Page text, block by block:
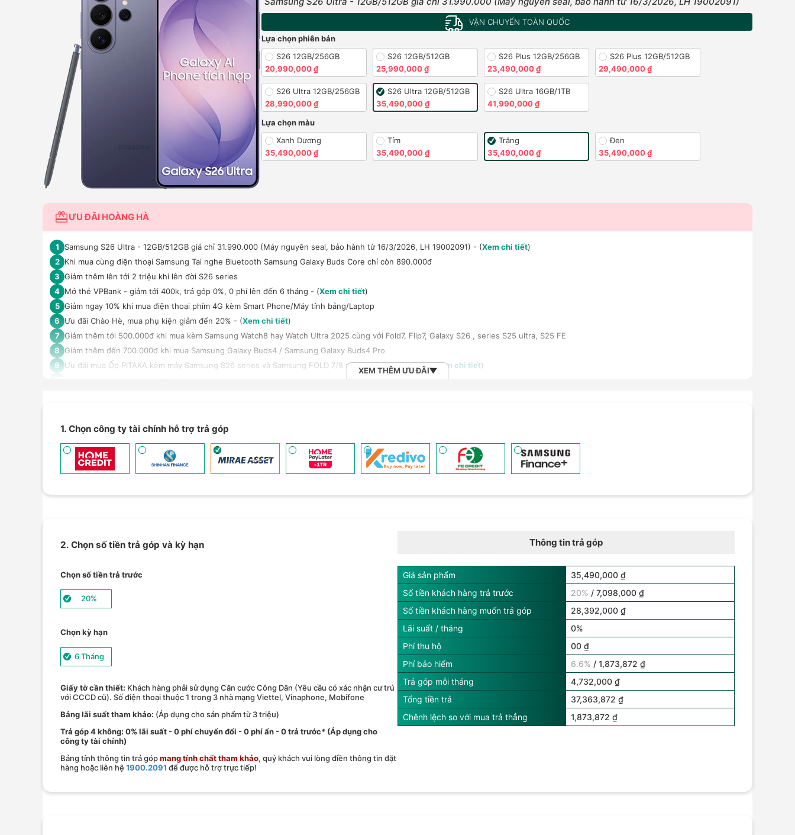
VẬN CHUYỂN TOÀN QUỐC
Lựa chọn phiên bản
S26 12GB/256GB
20,990,000 ₫
S26 12GB/512GB
25,990,000 ₫
S26 Plus 12GB/256GB
23,490,000 ₫
S26 Plus 12GB/512GB
29,490,000 ₫
S26 Ultra 12GB/256GB
28,990,000 ₫
S26 Ultra 12GB/512GB
35,490,000 ₫
S26 Ultra 16GB/1TB
41,990,000 ₫
Lựa chọn màu
Xanh Dương
35,490,000 ₫
Tím
35,490,000 ₫
Trắng
35,490,000 ₫
Đen
35,490,000 ₫
ƯU ĐÃI HOÀNG HÀ
1 Samsung S26 Ultra - 12GB/512GB giá chỉ 31.990.000 (Máy nguyên seal, bảo hành từ 16/3/2026, LH 19002091) - (Xem chi tiết)
2 Khi mua cùng điện thoại Samsung Tai nghe Bluetooth Samsung Galaxy Buds Core chỉ còn 890.000đ
3 Giảm thêm lên tới 2 triệu khi lên đời S26 series
4 Mở thẻ VPBank - giảm tới 400k, trả góp 0%, 0 phí lên đến 6 tháng - (Xem chi tiết)
5 Giảm ngay 10% khi mua điện thoại phím 4G kèm Smart Phone/Máy tính bảng/Laptop
6
Ưu đãi Chào Hè, mua phụ kiện giảm đến 20% - (Xem chi tiết)
7 Giảm thêm tới 500.000đ khi mua kèm Samsung Watch8 hay Watch Ultra 2025 cùng với Fold7, Flip7, Galaxy S26 , series S25 ultra, S25 FE
8
Giảm thêm đến 700.000đ khi mua Samsung Galaxy Buds4 / Samsung Galaxy Buds4 Pro
9
Ưu đãi mua Ốp PITAKA kèm máy Samsung S26 series và Samsung FOLD 7/8 series giảm 100.000đ - (Xem chi tiết)
13
Giảm 5% tối đa 500k khi thanh toán qua Spaylater - (
Giảm thêm 15% tối đa 1.000.000đ với các sản phẩm Loa, tai nghe Sony khi mua kèm với các sản phẩm: Laptop/ Điện thoại/ Đồng hồ thông minh - (
TPBank Evo - Giảm đến 500.000đ, trả góp 0%, 0 phí lên đến 6 tháng - (Xem chi tiết )
XEM THÊM ƯU ĐÃI
1. Chọn công ty tài chính hỗ trợ trả góp
2. Chọn số tiền trả góp và kỳ hạn
Chọn số tiền trả trước
20%
Chọn kỳ hạn
6 Tháng
Giấy tờ cần thiết: Khách hàng phải sử dụng Căn cước Công Dân (Yêu cầu có xác nhận cư trú
với CCCD cũ). Số điện thoại thuộc 1 trong 3 nhà mạng Viettel, Vinaphone, Mobifone
Bảng lãi suất tham khảo: (Áp dụng cho sản phẩm từ 3 triệu)
Trả góp 4 không: 0% lãi suất - 0 phí chuyển đổi - 0 phí ẩn - 0 trả trước* (Áp dụng cho
công ty tài chính)
Bảng tính thông tin trả gópmang tính chất tham khảo, quý khách vui lòng điền thông tin đặt
hàng hoặc liên hệ 1900.2091 để được hỗ trợ trực tiếp!
Thông tin trả góp
Giá sản phẩm
35,490,000 ₫
Số tiền khách hàng trả trước
20% / 7,098,000 ₫
Số tiền khách hàng muốn trả góp
28,392,000 ₫
Lãi suất / tháng
0%
Phí thu hộ
00 ₫
Phí bảo hiểm
6.6% / 1,873,872 ₫
Trả góp mỗi tháng
4,732,000 ₫
Tổng tiền trả
37,363,872 ₫
Chênh lệch so với mua trả thẳng
1,873,872 ₫